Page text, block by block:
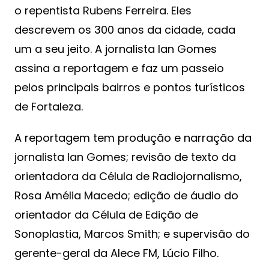
o repentista Rubens Ferreira. Eles
descrevem os 300 anos da cidade, cada
um a seu jeito. A jornalista Ian Gomes
assina a reportagem e faz um passeio
pelos principais bairros e pontos turísticos
de Fortaleza.
A reportagem tem produção e narração da
jornalista Ian Gomes; revisão de texto da
orientadora da Célula de Radiojornalismo,
Rosa Amélia Macedo; edição de áudio do
orientador da Célula de Edição de
Sonoplastia, Marcos Smith; e supervisão do
gerente-geral da Alece FM, Lúcio Filho.